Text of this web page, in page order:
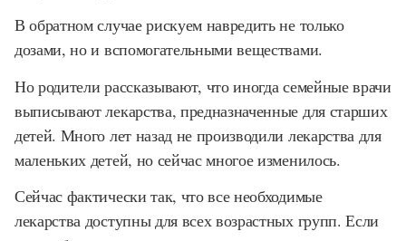
В обратном случае рискуем навредить не только
дозами, но и вспомогательными веществами.
Но родители рассказывают, что иногда семейные врачи
выписывают лекарства, предназначенные для старших
детей. Много лет назад не производили лекарства для
маленьких детей, но сейчас многое изменилось.
Сейчас фактически так, что все необходимые
лекарства доступны для всех возрастных групп. Если